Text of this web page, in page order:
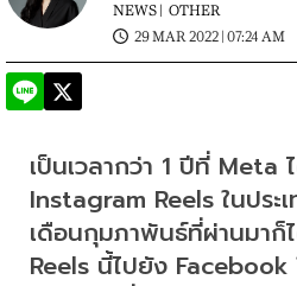
NEWS | OTHER
29 MAR 2022 | 07:24 AM
เป็นเวลากว่า 1 ปีที่ Meta
Instagram Reels ในประ
เดือนกุมภาพันธ์ที่ผ่านมาก็
Reels นี้ไปยัง Facebook